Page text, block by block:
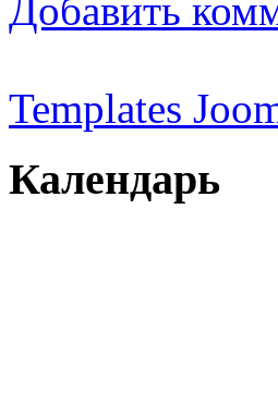
Добавить
Templates
Календарь